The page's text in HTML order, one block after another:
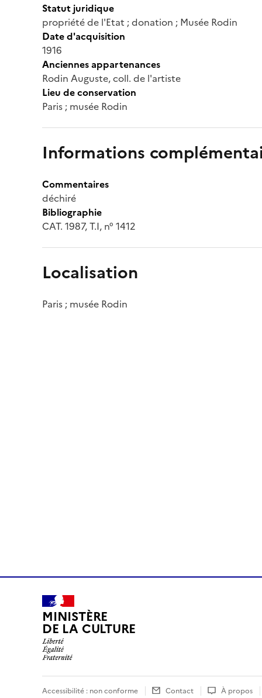
Statut juridique
propriété de l'Etat ; donation ; Musée Rodin
Date d'acquisition
1916
Anciennes appartenances
Rodin Auguste, coll. de l'artiste
Lieu de conservation
Paris ; musée Rodin
Informations
Commentaires
déchiré
Bibliographie
CAT. 1987, T.I, n° 1412
Localisation
Paris ; musée Rodin
MINISTÈRE
DE LA CULTURE
Accessibilité : non conforme Contact À propos